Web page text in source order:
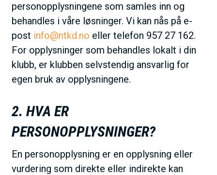
personopplysningene som samles inn og
behandles i våre løsninger. Vi kan nås på e-
post info@ntkd.no eller telefon 957 27 162.
For opplysninger som behandles lokalt i din
klubb, er klubben selvstendig ansvarlig for
egen bruk av opplysningene.
2. HVA ER
PERSONOPPLYSNINGER?
En personopplysning er en opplysning eller
vurdering som direkte eller indirekte kan